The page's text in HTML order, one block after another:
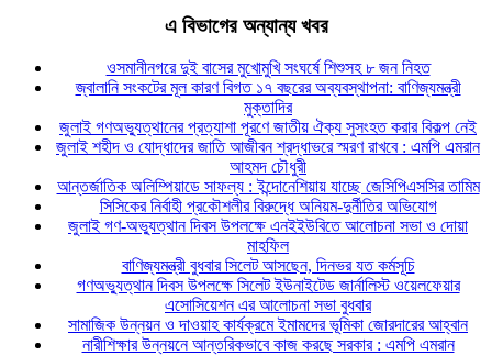
এ বিভাগের অন্যান্য খবর
ওসমানীনগরে দুই বাসের মুখোমুখি সংঘর্ষে শিশুসহ ৮ জন নিহত
জ্বালানি সংকটের মূল কারণ বিগত ১৭ বছরের অব্যবস্থাপনা: বাণিজ্যমন্ত্রী
মুক্তাদির
জুলাই গণঅভ্যুত্থানের প্রত্যাশা পূরণে জাতীয় ঐক্য সুসংহত করার বিকল্প নেই
জুলাই শহীদ ও যোদ্ধাদের জাতি আজীবন শ্রদ্ধাভরে স্মরণ রাখবে : এমপি এমরান
আহমদ চৌধুরী
আন্তর্জাতিক অলিম্পিয়াডে সাফল্য : ইন্দোনেশিয়ায় যাচ্ছে জেসিপিএসসির তামিম
সিসিকের নির্বাহী প্রকৌশলীর বিরুদ্ধে অনিয়ম-দুর্নীতির অভিযোগ
জুলাই গণ-অভ্যুত্থান দিবস উপলক্ষে এনইইউবিতে আলোচনা সভা ও দোয়া
মাহফিল
বাণিজ্যমন্ত্রী বুধবার সিলেট আসছেন, দিনভর যত কর্মসূচি
গণঅভ্যুত্থান দিবস উপলক্ষে সিলেট ইউনাইটেড জার্নালিস্ট ওয়েলফেয়ার
এসোসিয়েশন এর আলোচনা সভা বুধবার
সামাজিক উন্নয়ন ও দাওয়াহ কার্যক্রমে ইমামদের ভূমিকা জোরদারের আহ্বান
নারীশিক্ষার উন্নয়নে আন্তরিকভাবে কাজ করছে সরকার : এমপি এমরান